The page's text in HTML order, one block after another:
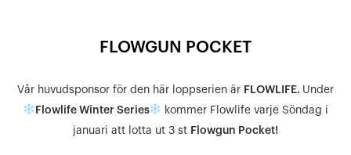
FLOWGUN POCKET
Vår huvudsponsor för den här loppserien är FLOWLIFE. Under
Flowlife Winter Series
kommer Flowlife varje Söndag i
januari att lotta ut 3 st Flowgun Pocket!